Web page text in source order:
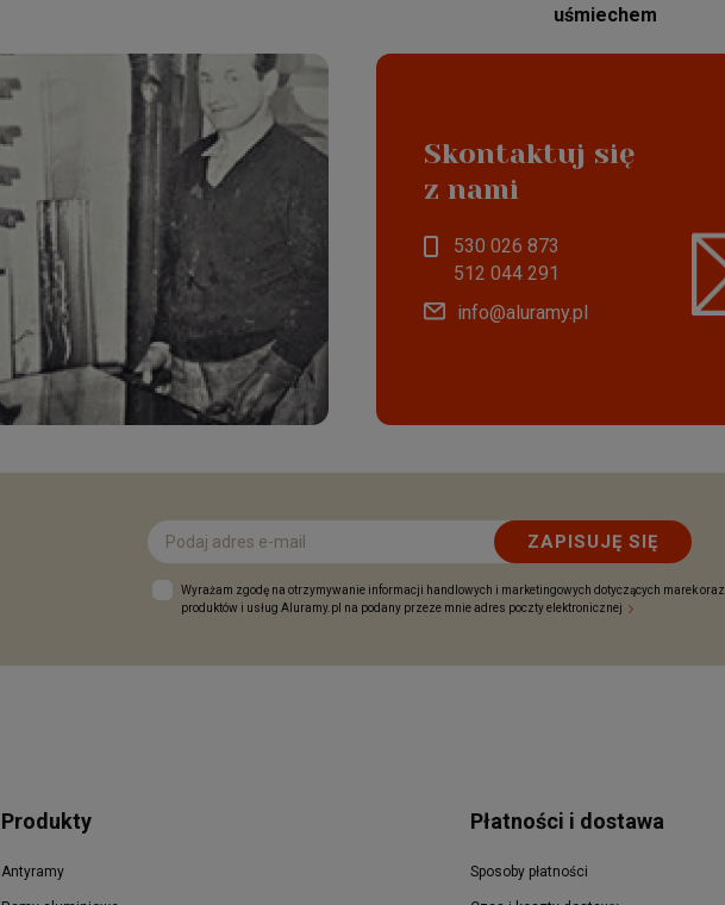
uśmiechem
jakość wynikająca z tradycji
i drewnianych
SPRAWDZAM REALIZACJE
Skontaktuj się
z nami
530 026 873
512 044 291
info@aluramy.pl
ZAPISUJĘ SIĘ
Wyrażam zgodę na otrzymywanie informacji handlowych i marketingowych dotyczących marek oraz
produktów i usług Aluramy.pl na podany przeze mnie adres poczty elektronicznej
Produkty
Antyramy
Płatności i dostawa
Sposoby płatności